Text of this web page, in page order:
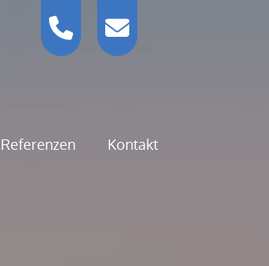
Referenzen Kontakt